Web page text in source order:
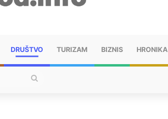
DRUŠTVO TURIZAM BIZNIS HRONIKA